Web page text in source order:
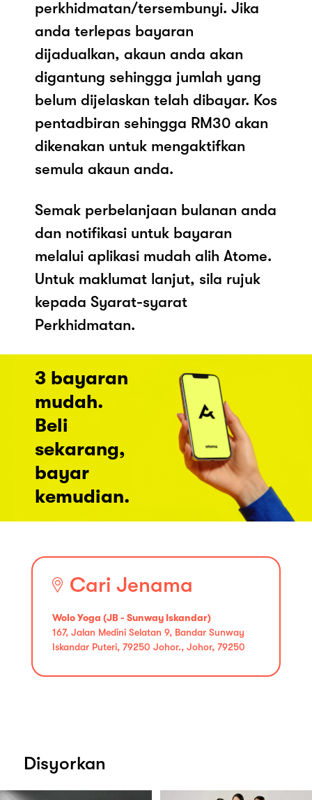
perkhidmatan/tersembunyi. Jika
anda terlepas bayaran
dijadualkan, akaun anda akan
digantung sehingga jumlah yang
belum dijelaskan telah dibayar. Kos
pentadbiran sehingga RM30 akan
dikenakan untuk mengaktifkan
semula akaun anda.
Semak perbelanjaan bulanan anda
dan notifikasi untuk bayaran
melalui aplikasi mudah alih Atome.
Untuk maklumat lanjut, sila rujuk
kepada Syarat-syarat
Perkhidmatan.
3 bayaran
mudah.
Beli
sekarang,
bayar
kemudian.
Cari Jenama
Wolo Yoga (JB - Sunway Iskandar)
167, Jalan Medini Selatan 9, Bandar Sunway
Iskandar Puteri, 79250 Johor., Johor, 79250
Disyorkan